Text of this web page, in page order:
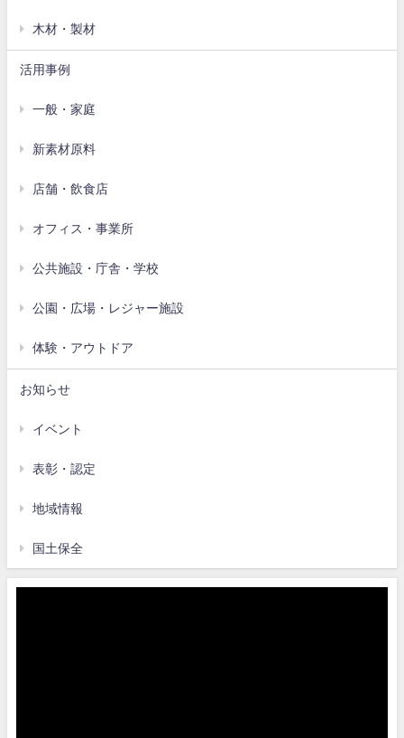
木材・製材
活用事例
一般・家庭
新素材原料
店舗・飲食店
オフィス・事業所
公共施設・庁舎・学校
公園・広場・レジャー施設
体験・アウトドア
お知らせ
イベント
表彰・認定
地域情報
国土保全